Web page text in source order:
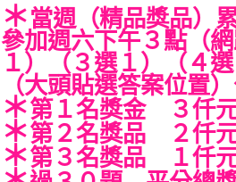
＊當週（精品獎品）
參加週六下午３點（
１）（３選１）（４
（大頭貼選答案位置
＊第１名獎金 ３仟
＊第２名獎品 ２仟
＊第３名獎品 １仟